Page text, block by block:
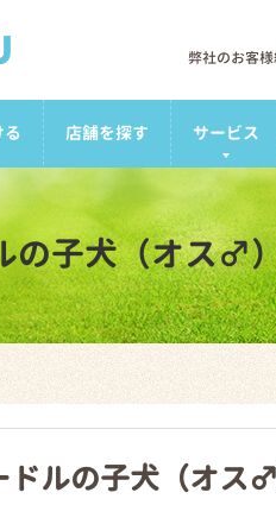
弊社のお客
る 店舗を探す サービス
の子犬（オス
ドルの子犬（オ